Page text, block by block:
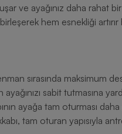
ve ayağınız daha rahat
hem esnekliği
sırasında maksimum
sabit tutmasına
ayağa tam oturması
tam oturan yapısıyla